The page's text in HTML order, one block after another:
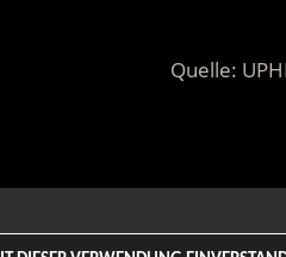
Quelle:
Theme: Tortuga von